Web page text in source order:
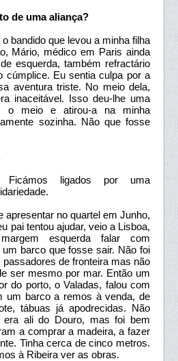
de uma aliança?
bandido que levou a minha filha
Mário, médico em Paris ainda
esquerda, também refractário
cúmplice. Eu sentia culpa por a
aventura triste. No meio dela,
inaceitável. Isso deu-lhe uma
o meio e atirou-a na minha
sozinha. Não que fosse
ligados por uma
apresentar no quartel em Junho,
pai tentou ajudar, veio a Lisboa,
esquerda falar com
barco que fosse sair. Não foi
de fronteira mas não
ser mesmo por mar. Então um
do porto, o Valadas, falou com
um barco a remos à venda, de
tábuas já apodrecidas. Não
ali do Douro, mas foi bem
a comprar a madeira, a fazer
Tinha cerca de cinco metros.
à Ribeira ver as obras.